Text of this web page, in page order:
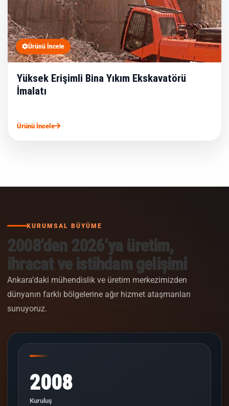
Ürünü İncele
Yüksek Erişimli Bina Yıkım Ekskavatörü
İmalatı
Ürünü İncele
KURUMSAL BÜYÜME
2008’den 2026’ya üretim,
ihracat ve istihdam gelişimi
Ankara’daki mühendislik ve üretim merkezimizden
dünyanın farklı bölgelerine ağır hizmet ataşmanları
sunuyoruz.
2008
Kuruluş